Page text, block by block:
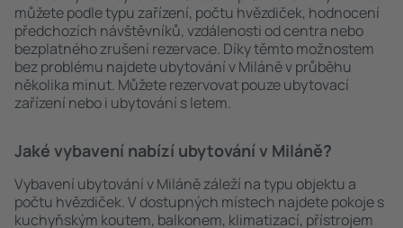
můžete podle typu zařízení, počtu hvězdiček, hodnocení
předchozích návštěvníků, vzdálenosti od centra nebo
bezplatného zrušení rezervace. Díky těmto možnostem
bez problému najdete ubytování v Miláně v průběhu
několika minut. Můžete rezervovat pouze ubytovací
zařízení nebo i ubytování s letem.
Jaké vybavení nabízí ubytování v Miláně?
Vybavení ubytování v Miláně záleží na typu objektu a
počtu hvězdiček. V dostupných místech najdete pokoje s
kuchyňským koutem, balkonem, klimatizací, přístrojem